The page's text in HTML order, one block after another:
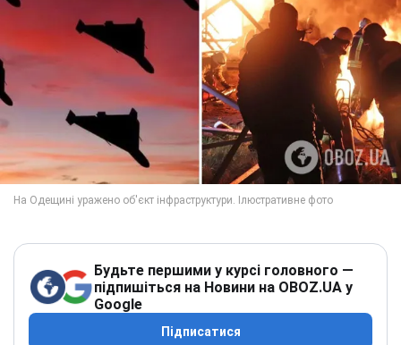
Будьте першими у курсі головного —
підпишіться на Новини на OBOZ.UA у
Google
Підписатися